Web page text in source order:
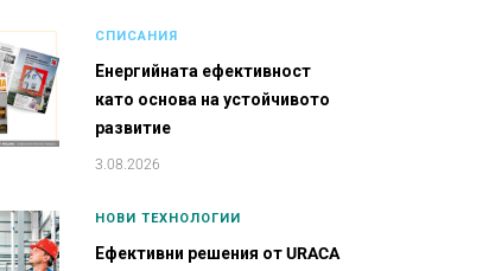
СПИСАНИЯ
Енергийната ефективност
като основа на устойчивото
развитие
3.08.2026
НОВИ ТЕХНОЛОГИИ
Ефективни решения от URACA